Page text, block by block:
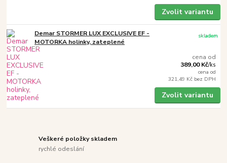
Zvolit variantu
Demar STORMER LUX EXCLUSIVE EF -
MOTORKA holinky, zateplené
cena od
389,00 Kč/ks
cena od
321,49 Kč bez DPH
skladem
Zvolit variantu
Veškeré položky skladem
rychlé odeslání